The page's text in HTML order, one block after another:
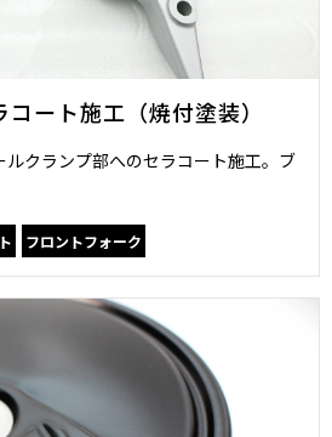
コート施工（焼付塗装）
クランプ部へのセラコート施工。ブ
フロントフォーク